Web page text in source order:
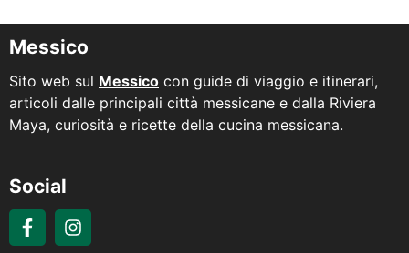
Messico
Sito web sul Messico con guide di viaggio e itinerari,
articoli dalle principali città messicane e dalla Riviera
Maya, curiosità e ricette della cucina messicana.
Social